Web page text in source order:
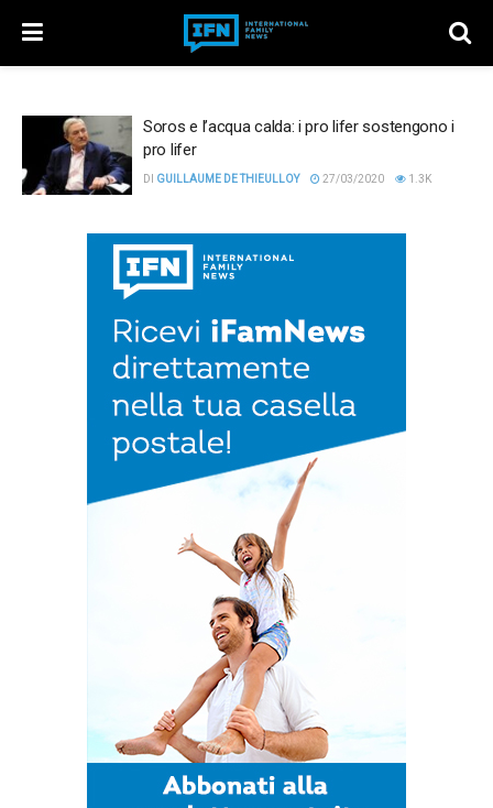
Soros e l’acqua calda: i pro lifer sostengono i
pro lifer
DI GUILLAUME DE THIEULLOY 27/03/2020 1.3K